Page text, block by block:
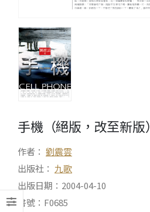
手機（絕版，改至新版）
作者： 劉震雲
出版社： 九歌
出版日期：2004-04-10
書號：F0685